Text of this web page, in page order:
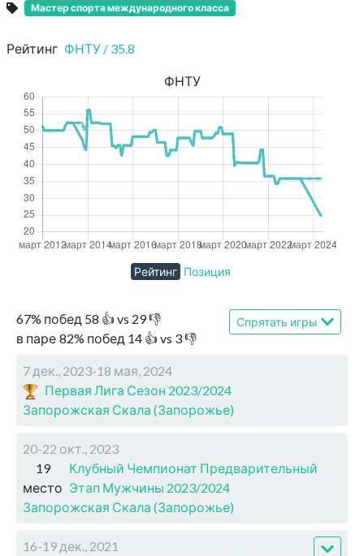
Мастер спорта международного класса
Рейтинг ФНТУ / 35.8
67% побед 58 👍 vs 29👎
в паре 82% побед 14 👍 vs 3👎
Спрятать игры
7 дек., 2023-18 мая, 2024
Первая Лига Сезон 2023/2024
Запорожская Скала (Запорожье)
20-22 окт., 2023
19
место
Клубный Чемпионат Предварительный
Этап Мужчины 2023/2024
Запорожская Скала (Запорожье)
16-19 дек., 2021
ФНТУ
Рейтинг Позиция